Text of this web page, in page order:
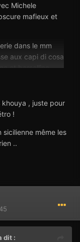
Michele
mafieux et
dans le mm
aux capi di cosa
et borsellino.
Gomorra sur le
sinon les
khouya , juste pour
!
sicilienne même les
..
dit :